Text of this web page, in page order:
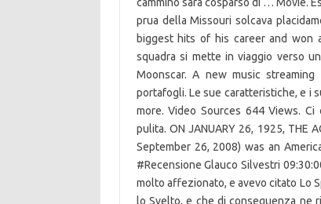
prua della Missouri solcava
biggest hits of his career and won
squadra si mette in viaggio verso
Moonscar. A new music
portafogli. Le sue caratteristiche, e i
more. Video Sources 644 Views.
pulita. ON JANUARY 26, 1925, THE
September 26, 2008) was an
#Recensione Glauco Silvestri
molto affezionato, e avevo citato Lo
lo Svelto, e che di conseguenza ne